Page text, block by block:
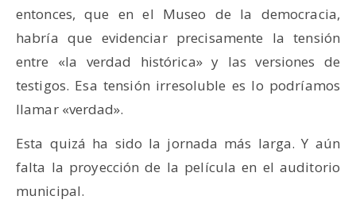
entonces, que en el Museo de la democracia,
habría que evidenciar precisamente la tensión
entre «la verdad histórica» y las versiones de
testigos. Esa tensión irresoluble es lo podríamos
llamar «verdad».
Esta quizá ha sido la jornada más larga. Y aún
falta la proyección de la película en el auditorio
municipal.